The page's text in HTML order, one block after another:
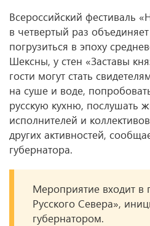
Всероссийский фестиваль
в четвертый раз
погрузиться в эпоху
Шексны, у стен «Заставы
гости могут стать
на суше и воде,
русскую кухню, послушать
исполнителей и
других активностей,
губернатора.
Мероприятие входит в
Русского Севера»,
губернатором.